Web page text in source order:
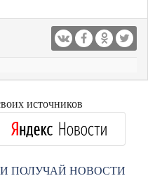
источников
ПОЛУЧАЙ НОВОСТИ